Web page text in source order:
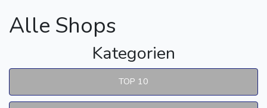
Alle Shops
Kategorien
TOP 10